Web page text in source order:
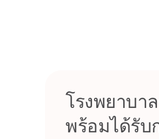
โรงพยาบา
พร้อมได้รับ